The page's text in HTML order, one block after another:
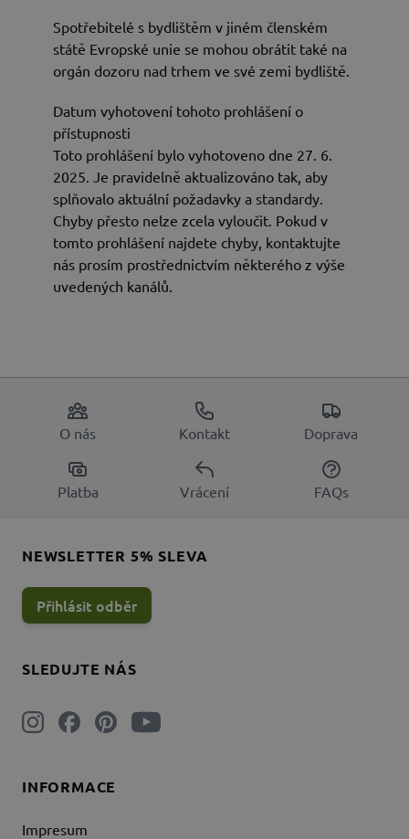
Spotřebitelé s bydlištěm v jiném členském
státě Evropské unie se mohou obrátit také na
orgán dozoru nad trhem ve své zemi bydliště.
Datum vyhotovení tohoto prohlášení o
přístupnosti
Toto prohlášení bylo vyhotoveno dne 27. 6.
2025. Je pravidelně aktualizováno tak, aby
splňovalo aktuální požadavky a standardy.
Chyby přesto nelze zcela vyloučit. Pokud v
tomto prohlášení najdete chyby, kontaktujte
nás prosím prostřednictvím některého z výše
uvedených kanálů.
O nás Kontakt Doprava
Platba Vrácení FAQs
INFORMACE
Impresum
SLEDUJTE NÁS
NEWSLETTER 5% SLEVA
Přihlásit odběr